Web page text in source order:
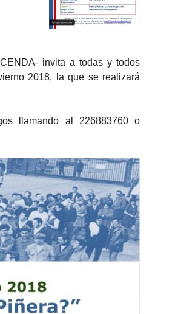
invita a todas y todos
2018, la que se realizará
llamando al 226883760 o